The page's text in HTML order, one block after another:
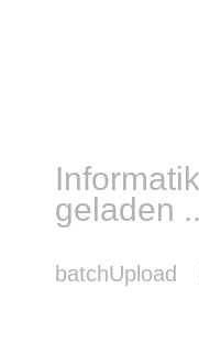
geladen
batchUpload